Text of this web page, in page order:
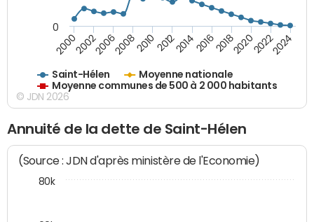
Saint-Hélen
Moyenne nationale
Moyenne communes de 500 à 2 000 habitants
200020022006200820102012201420162018202020222024
0
© JDN 2026
Annuité de la dette de Saint-Hélen
(Source : JDN d'après ministère de l'Economie)
80k